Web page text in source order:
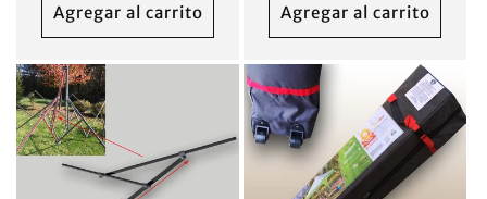
Agregar al carrito Agregar al carrito